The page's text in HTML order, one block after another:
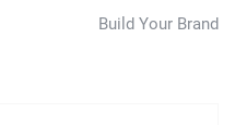
Build Your Brand